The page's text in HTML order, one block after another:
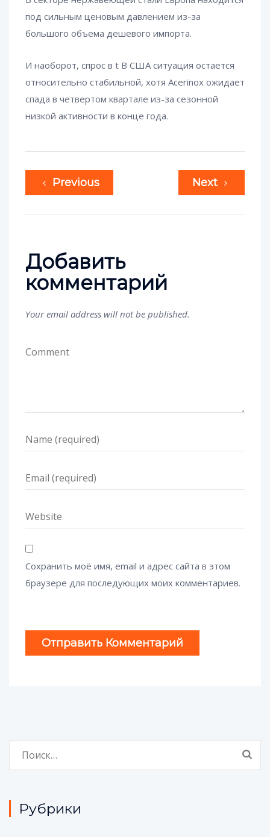
под сильным ценовым давлением из-за
большого объема дешевого импорта.
И наоборот, спрос в t В США ситуация остается
относительно стабильной, хотя Acerinox ожидает
спада в четвертом квартале из-за сезонной
низкой активности в конце года.
Previous Next
Добавить
комментарий
Your email address will not be published.
Сохранить моё имя, email и адрес сайта в этом
браузере для последующих моих комментариев.
Рубрики